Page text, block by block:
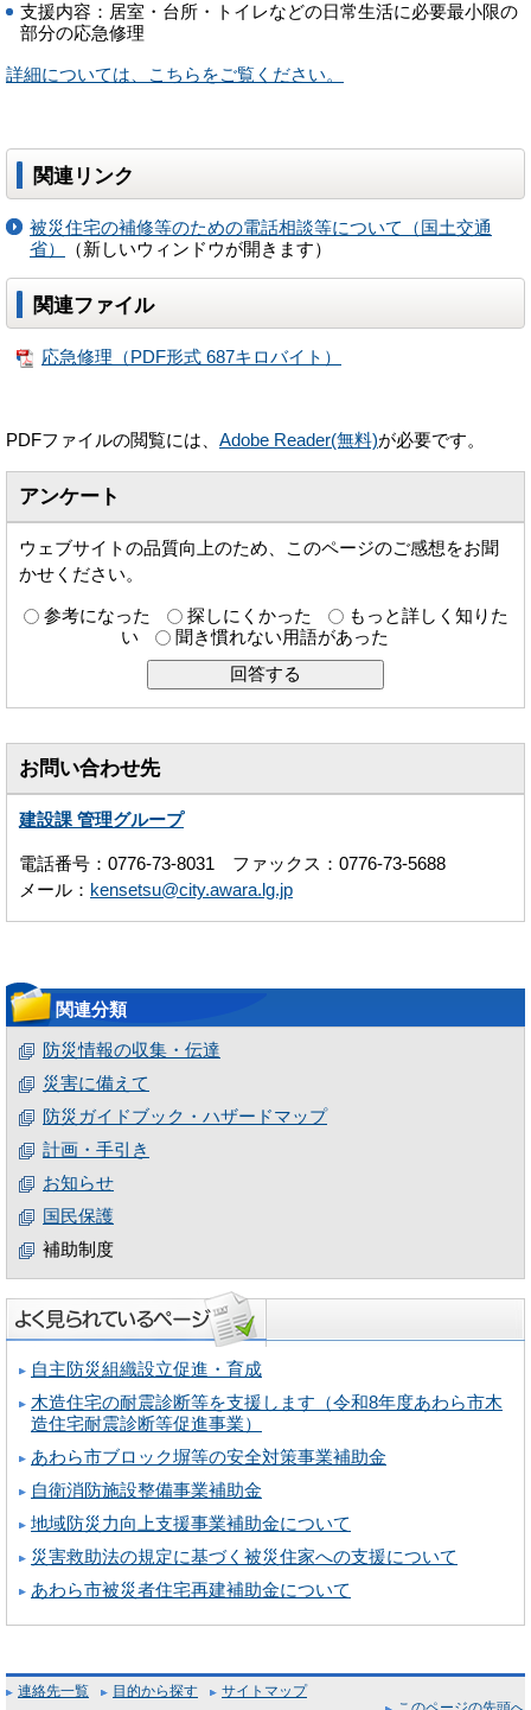
支援内容：居室・台所・トイレなどの日常生活に必要最小限の
部分の応急修理
詳細については、こちらをご覧ください。
関連リンク
被災住宅の補修等のための電話相談等について（国土交通
省）
（新しいウィンドウが開きます）
関連ファイル
応急修理（PDF形式 687キロバイト）
PDFファイルの閲覧には、 Adobe Reader(無料)が必要です。
アンケート
ウェブサイトの品質向上のため、このページのご感想をお聞
かせください。
参考になった 探しにくかった
もっと詳しく知りた
い
聞き慣れない用語があった
お問い合わせ先
建設課 管理グループ
電話番号：0776-73-8031 ファックス：0776-73-5688
メール： kensetsu@city.awara.lg.jp
関連分類
防災情報の収集・伝達
災害に備えて
防災ガイドブック・ハザードマップ
計画・手引き
お知らせ
国民保護
補助制度
自主防災組織設立促進・育成
木造住宅の耐震診断等を支援します（令和8年度あわら市木
造住宅耐震診断等促進事業）
あわら市ブロック塀等の安全対策事業補助金
自衛消防施設整備事業補助金
地域防災力向上支援事業補助金について
災害救助法の規定に基づく被災住家への支援について
あわら市被災者住宅再建補助金について
連絡先一覧 目的から探す
サイトマップ